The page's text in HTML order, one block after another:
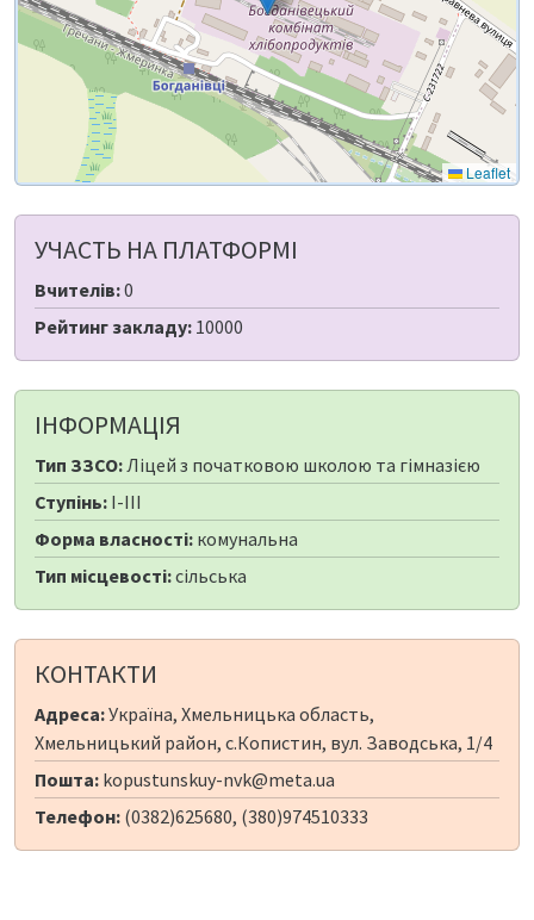
Leaflet
УЧАСТЬ НА ПЛАТФОРМІ
Вчителів:0
Рейтинг закладу: 10000
ІНФОРМАЦІЯ
Тип ЗЗСО:Ліцей з початковою школою та гімназією
Ступінь: I-III
Форма власності: комунальна
Тип місцевості:сільська
КОНТАКТИ
Адреса:Україна, Хмельницька область,
Хмельницький район, с.Копистин, вул. Заводська, 1/4
Пошта: kopustunskuy-nvk@meta.ua
Телефон: (0382)625680, (380)974510333